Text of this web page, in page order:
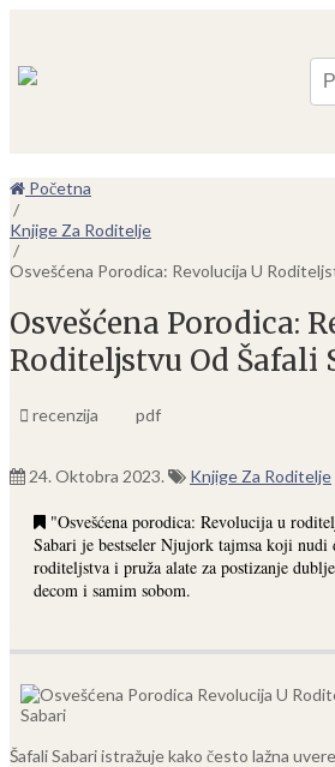
Početna
/
Knjige Za Roditelje
/
Osvešćena Porodica: Revolucija U
Osvešćena Porodica:
Roditeljstvu Od Šafali
recenzija pdf
24. Oktobra 2023. Knjige Za Roditelje
"Osvešćena porodica: Revolucija u
Sabari je bestseler Njujork tajmsa koji nudi
roditeljstva i pruža alate za postizanje
decom i samim sobom.
Šafali Sabari istražuje kako često lažna